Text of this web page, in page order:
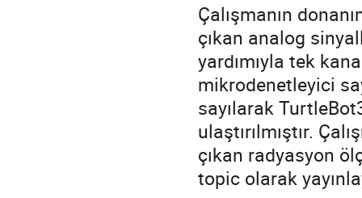
Çalışmanın
çıkan analog
yardımıyla tek
mikrodenetleyici
sayılarak
ulaştırılmıştır.
çıkan radyasyon
topic olarak